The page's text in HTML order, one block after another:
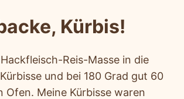
Kürbis!
Reis-Masse in die
und bei 180 Grad gut 60
Ofen. Meine Kürbisse waren